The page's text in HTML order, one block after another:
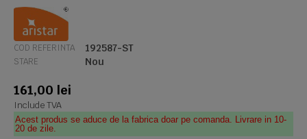
COD REFERINTA 192587-ST
STARE Nou
161,00 lei
Include TVA
Acest produs se aduce de la fabrica doar pe comanda. Livrare in 10-
20 de zile.